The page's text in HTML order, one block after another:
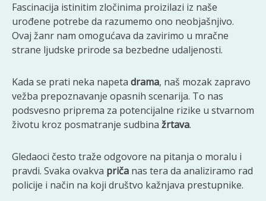
Fascinacija istinitim zločinima proizilazi iz naše
urođene potrebe da razumemo ono neobjašnjivo.
Ovaj žanr nam omogućava da zavirimo u mračne
strane ljudske prirode sa bezbedne udaljenosti.
Kada se prati neka napeta drama, naš mozak zapravo
vežba prepoznavanje opasnih scenarija. To nas
podsvesno priprema za potencijalne rizike u stvarnom
životu kroz posmatranje sudbina žrtava.
Gledaoci često traže odgovore na pitanja o moralu i
pravdi. Svaka ovakva priča nas tera da analiziramo rad
policije i način na koji društvo kažnjava prestupnike.